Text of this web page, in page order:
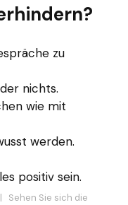
zu
nichts.
wie mit
werden.
positiv sein.
| Sehen Sie sich die